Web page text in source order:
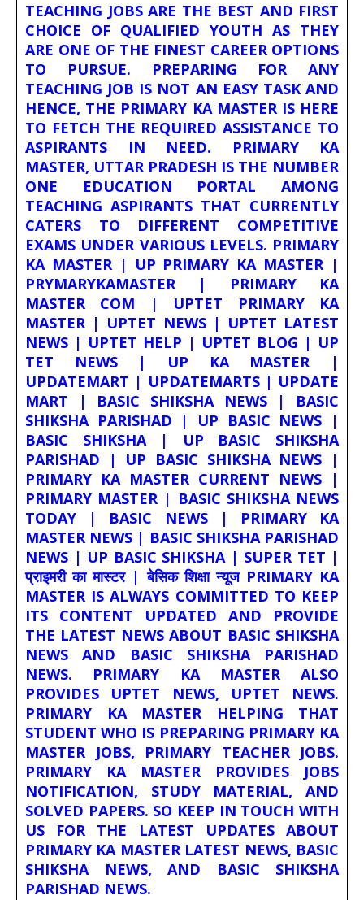
TEACHING JOBS ARE THE BEST AND FIRST
CHOICE OF QUALIFIED YOUTH AS THEY
ARE ONE OF THE FINEST CAREER OPTIONS
TO PURSUE. PREPARING FOR ANY
TEACHING JOB IS NOT AN EASY TASK AND
HENCE, THE PRIMARY KA MASTER IS HERE
TO FETCH THE REQUIRED ASSISTANCE TO
ASPIRANTS IN NEED. PRIMARY KA
MASTER, UTTAR PRADESH IS THE NUMBER
ONE EDUCATION PORTAL AMONG
TEACHING ASPIRANTS THAT CURRENTLY
CATERS TO DIFFERENT COMPETITIVE
EXAMS UNDER VARIOUS LEVELS. PRIMARY
KA MASTER | UP PRIMARY KA MASTER |
PRYMARYKAMASTER | PRIMARY KA
MASTER COM | UPTET PRIMARY KA
MASTER | UPTET NEWS | UPTET LATEST
NEWS | UPTET HELP | UPTET BLOG | UP
TET NEWS | UP KA MASTER |
UPDATEMART | UPDATEMARTS | UPDATE
MART | BASIC SHIKSHA NEWS | BASIC
SHIKSHA PARISHAD | UP BASIC NEWS |
BASIC SHIKSHA | UP BASIC SHIKSHA
PARISHAD | UP BASIC SHIKSHA NEWS |
PRIMARY KA MASTER CURRENT NEWS |
PRIMARY MASTER | BASIC SHIKSHA NEWS
TODAY | BASIC NEWS | PRIMARY KA
MASTER NEWS | BASIC SHIKSHA PARISHAD
NEWS | UP BASIC SHIKSHA | SUPER TET |
प्राइमरी का मास्टर | बेसिक शिक्षा न्यूज PRIMARY KA
MASTER IS ALWAYS COMMITTED TO KEEP
ITS CONTENT UPDATED AND PROVIDE
THE LATEST NEWS ABOUT BASIC SHIKSHA
NEWS AND BASIC SHIKSHA PARISHAD
NEWS. PRIMARY KA MASTER ALSO
PROVIDES UPTET NEWS, UPTET NEWS.
PRIMARY KA MASTER HELPING THAT
STUDENT WHO IS PREPARING PRIMARY KA
MASTER JOBS, PRIMARY TEACHER JOBS.
PRIMARY KA MASTER PROVIDES JOBS
NOTIFICATION, STUDY MATERIAL, AND
SOLVED PAPERS. SO KEEP IN TOUCH WITH
US FOR THE LATEST UPDATES ABOUT
PRIMARY KA MASTER LATEST NEWS, BASIC
SHIKSHA NEWS, AND BASIC SHIKSHA
PARISHAD NEWS.